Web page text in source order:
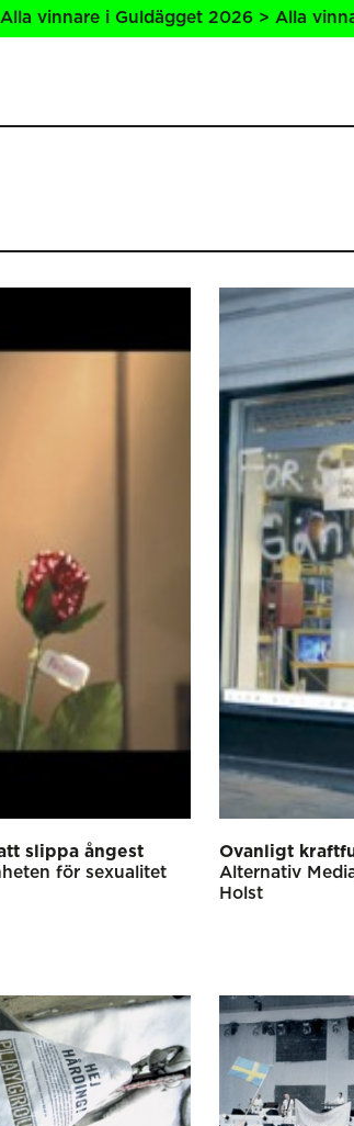
2026 > Alla vinnare i
slippa ångest
för sexualitet
Ovanligt
Alternativ
Holst